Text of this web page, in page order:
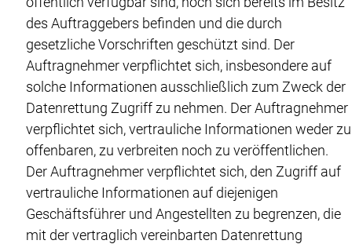
des Auftraggebers befinden und die durch
gesetzliche Vorschriften geschützt sind. Der
Auftragnehmer verpflichtet sich, insbesondere auf
solche Informationen ausschließlich zum Zweck der
Datenrettung Zugriff zu nehmen. Der Auftragnehmer
verpflichtet sich, vertrauliche Informationen weder zu
offenbaren, zu verbreiten noch zu veröffentlichen.
Der Auftragnehmer verpflichtet sich, den Zugriff auf
vertrauliche Informationen auf diejenigen
Geschäftsführer und Angestellten zu begrenzen, die
mit der vertraglich vereinbarten Datenrettung